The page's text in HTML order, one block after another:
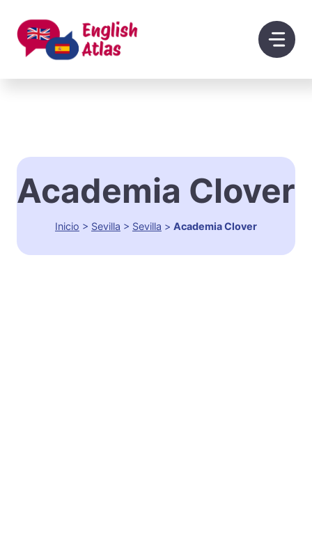
contenido
Academia Clover
Inicio > Sevilla > Sevilla > Academia Clover